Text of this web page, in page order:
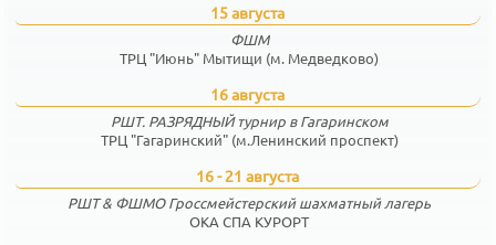
15 августа
ФШМ
ТРЦ "Июнь" Мытищи (м. Медведково)
16 августа
РШТ. РАЗРЯДНЫЙ турнир в Гагаринском
ТРЦ "Гагаринский" (м.Ленинский проспект)
16 - 21 августа
РШТ & ФШМО Гроссмейстерский шахматный лагерь
ОКА СПА КУРОРТ